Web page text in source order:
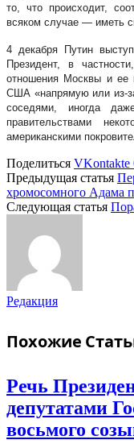
то, что происходит,
всяком случае — иметь
4 декабря Путин
Президент, в
отношения Москвы и ее
США «напрямую или из-
соседями, иногда
правительствами
американскими
Поделиться VKontakte
Предыдущая статья
хромосомного Адама
Следующая статья
Редакция
Похожие
Речь
депутатами
восьмого